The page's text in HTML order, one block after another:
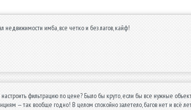
недвижимости имба, все четко и без лагов, кайф!
фильтрацию по цене? Было бы круто, если бы все нужные
— так вообще годно! В целом спокойно залетело, багов нет и всё